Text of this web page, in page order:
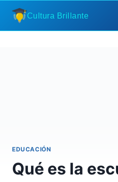
Saltar
contenido
Cultura Brillante
EDUCACIÓN
Qué es la